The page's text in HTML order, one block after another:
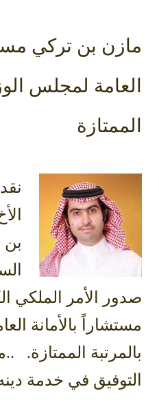
مازن بن تركي
العامة لمجلس
الممتازة
بن
صدور الأمر الملكي
مستشاراً بالأمانة
بالمرتبة الممتازة.
التوفيق في خدمة